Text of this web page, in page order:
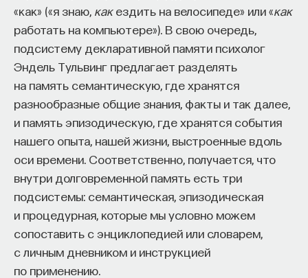
«как» («я знаю, какездить на велосипеде» или «как
работать на компьютере»). В свою очередь,
подсистему декларативной памяти психолог
Эндель Тульвинг предлагает разделять
на память семантическую, где хранятся
разнообразные общие знания, факты и так далее,
и память эпизодическую, где хранятся события
нашего опыта, нашей жизни, выстроенные вдоль
оси времени. Соответственно, получается, что
внутри долговременной память есть три
подсистемы: семантическая, эпизодическая
и процедурная, которые мы условно можем
сопоставить с энциклопедией или словарем,
с личным дневником и инструкцией
по применению.